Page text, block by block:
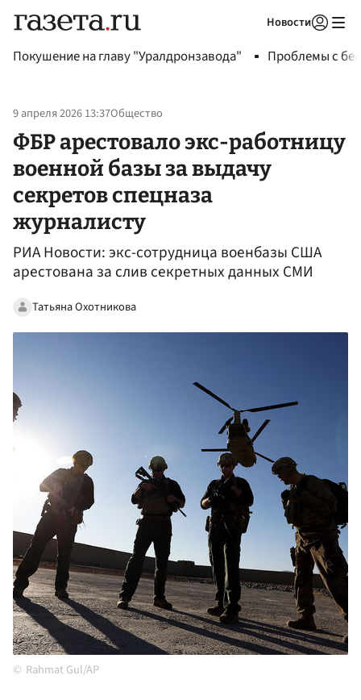
Новости
Покушение на главу "Уралдронзавода" Проблемы с
9 апреля 2026 13:37Общество
ФБР арестовало экс-работницу
военной базы за выдачу
секретов спецназа
журналисту
РИА Новости: экс-сотрудница военбазы США
арестована за слив секретных данных СМИ
Татьяна Охотникова
Rahmat Gul/AP